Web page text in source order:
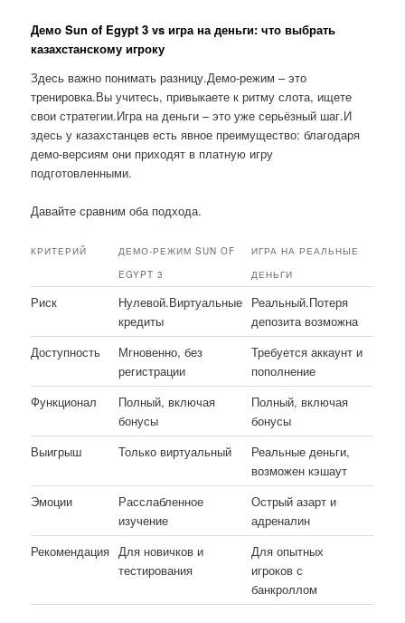
Демо Sun of Egypt 3 vs игра на деньги: что выбрать
казахстанскому игроку
Здесь важно понимать разницу.Демо-режим – это
тренировка.Вы учитесь, привыкаете к ритму слота, ищете
свои стратегии.Игра на деньги – это уже серьёзный шаг.И
здесь у казахстанцев есть явное преимущество: благодаря
демо-версиям они приходят в платную игру
подготовленными.
Давайте сравним оба подхода.
КРИТЕРИЙ
ДЕМО-РЕЖИМ SUN OF
EGYPT 3
ИГРА НА РЕАЛЬНЫЕ
ДЕНЬГИ
Риск
Нулевой.Виртуальные
кредиты
Реальный.Потеря
депозита возможна
Доступность
Мгновенно, без
регистрации
Требуется аккаунт и
пополнение
Функционал
Полный, включая
бонусы
Полный, включая
бонусы
Выигрыш
Только виртуальный
Реальные деньги,
возможен кэшаут
Эмоции
Расслабленное
изучение
Острый азарт и
адреналин
Рекомендация Для новичков и
тестирования
Для опытных
игроков с
банкроллом